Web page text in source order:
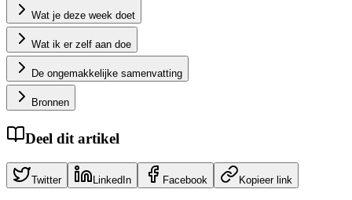
Wat je deze week doet
Wat ik er zelf aan doe
De ongemakkelijke samenvatting
Bronnen
Deel dit artikel
Twitter LinkedIn Facebook Kopieer link